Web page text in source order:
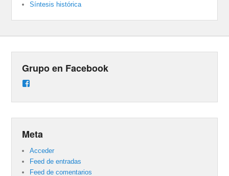
Síntesis histórica
Grupo en Facebook
en
Meta
Acceder
Feed de entradas
Feed de comentarios